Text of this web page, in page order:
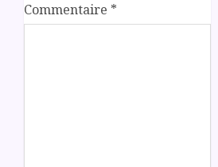
Commentaire *